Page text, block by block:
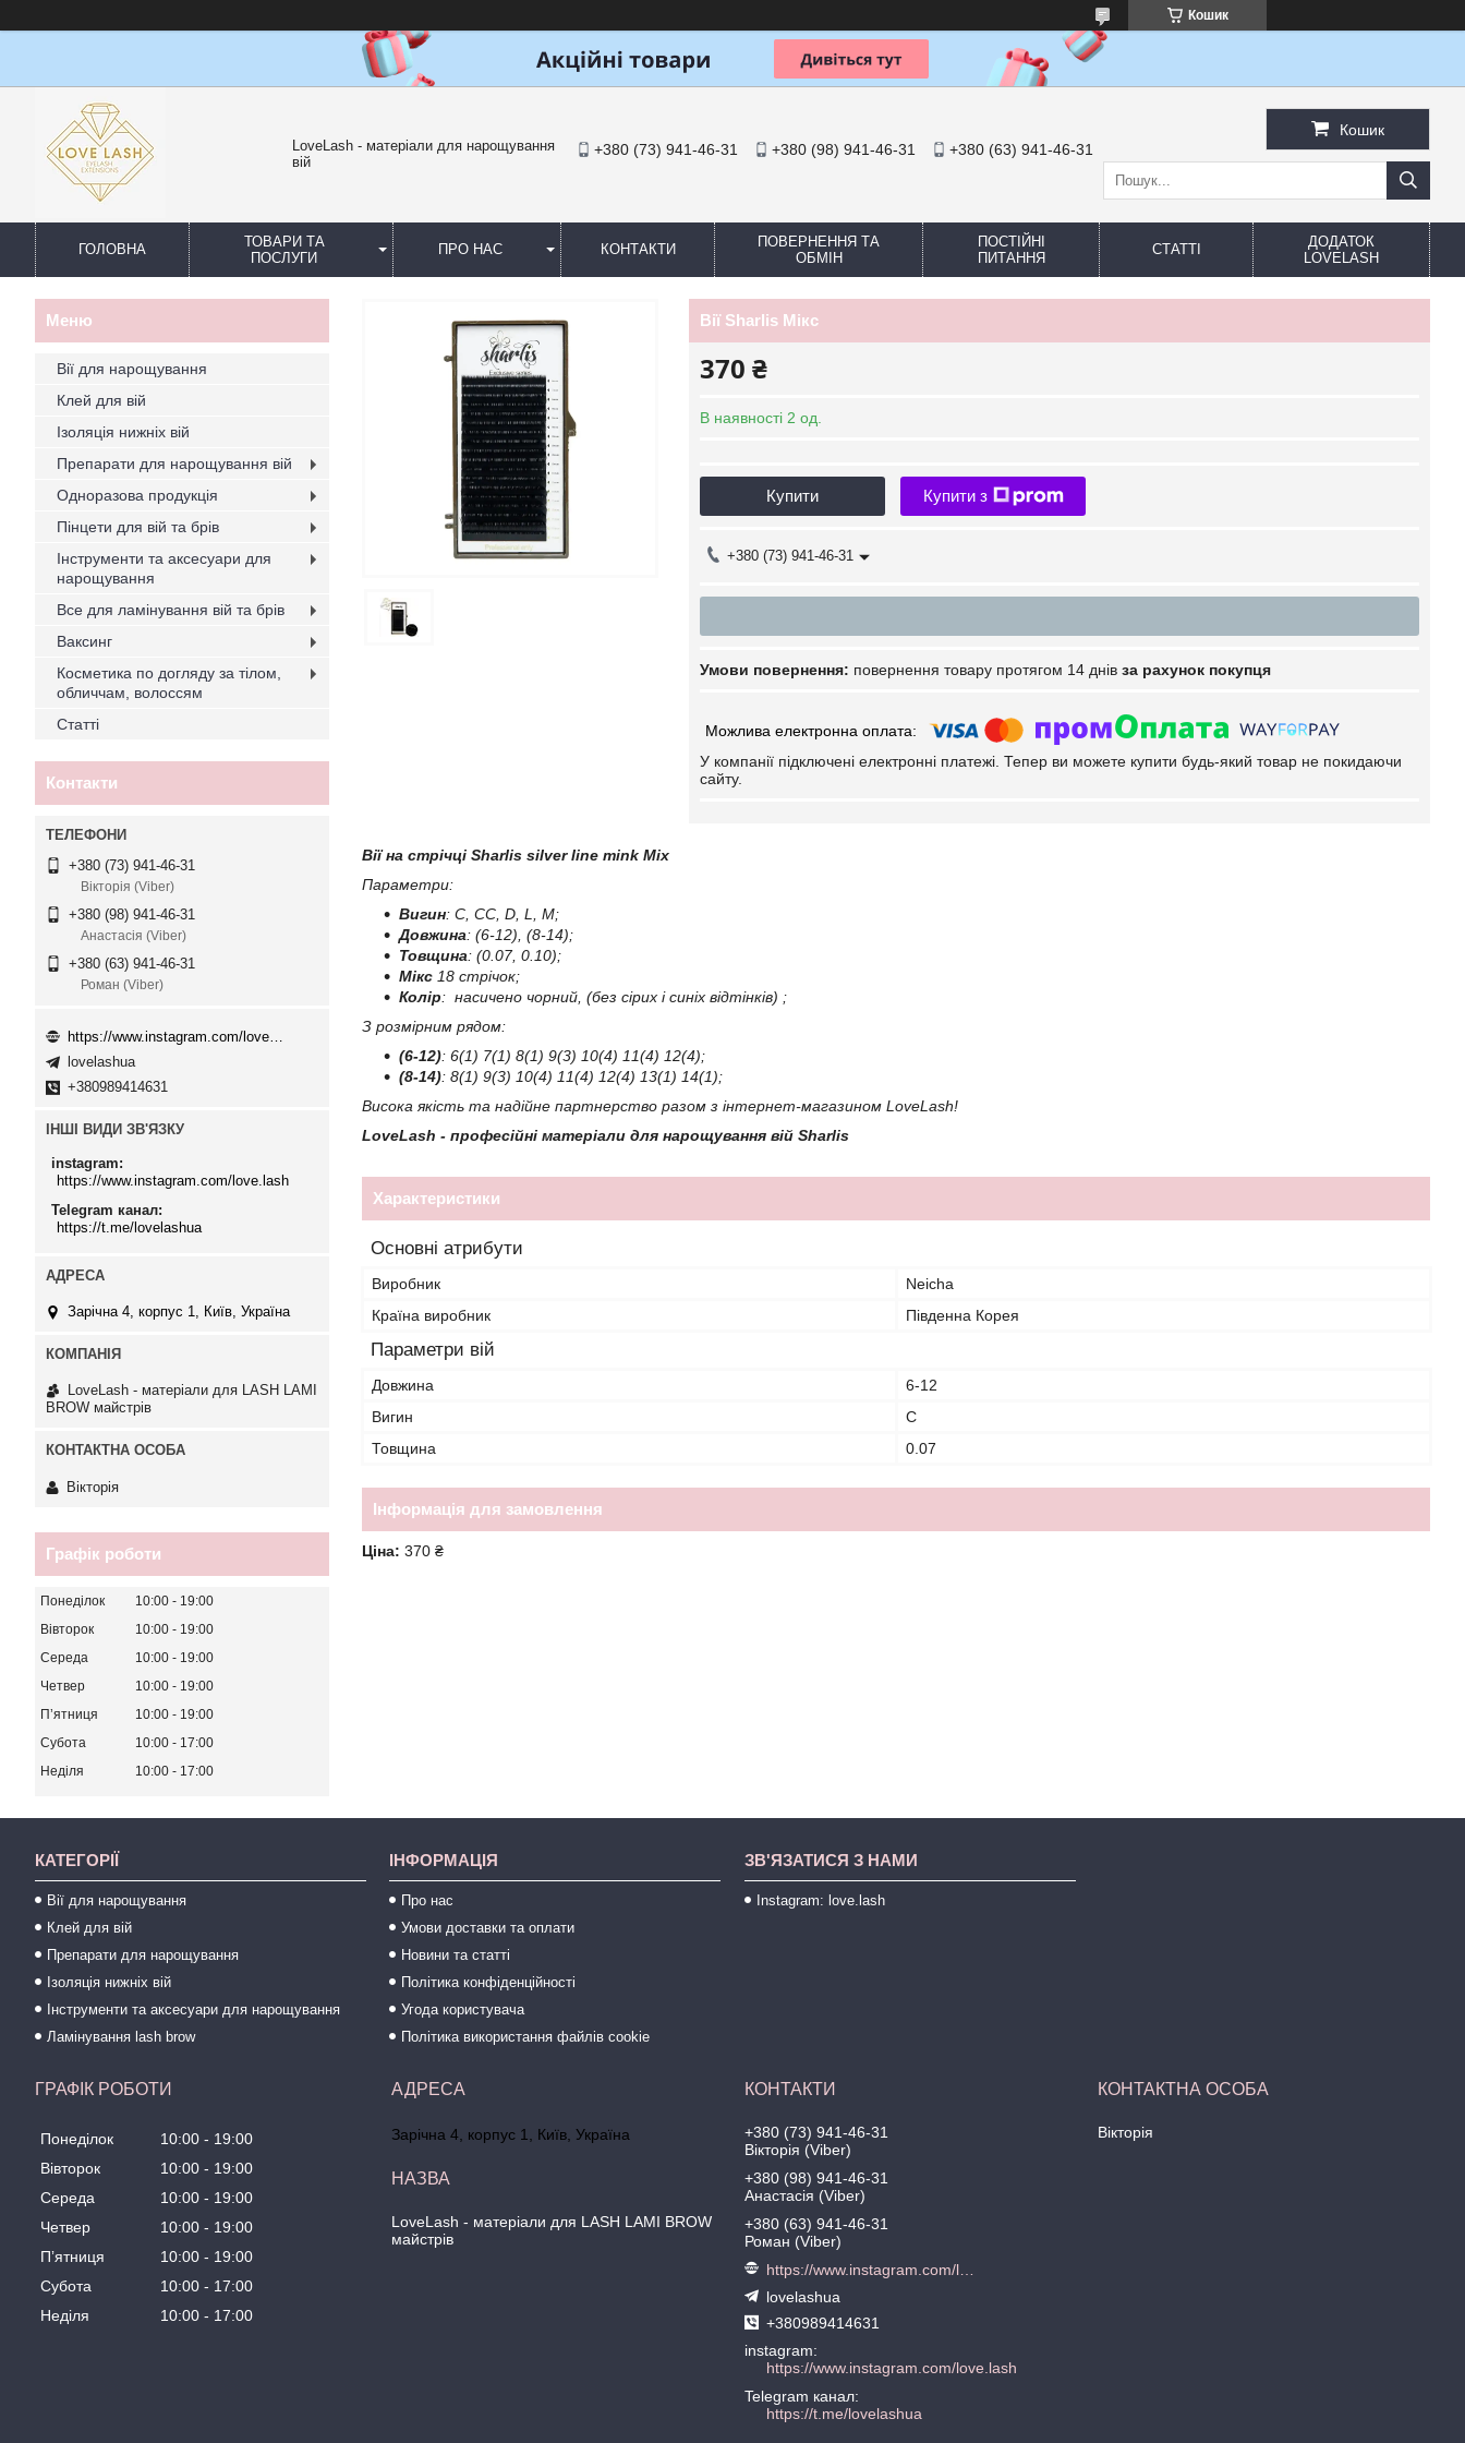
Кошик
LoveLash - матеріали для нарощування
вій
+380 (73) 941-46-31 +380 (98) 941-46-31 +380 (63) 941-46-31
Кошик
ГОЛОВНА
ТОВАРИ ТА
ПОСЛУГИ
ПРО НАС КОНТАКТИ
ПОВЕРНЕННЯ ТА
ОБМІН
ПОСТІЙНІ
ПИТАННЯ
СТАТТІ
ДОДАТОК
LOVELASH
Вії Sharlis Мікс
370 ₴
В наявності 2 од.
Купити Купити з
+380 (73) 941-46-31
повернення товару протягом 14 днів за рахунок покупця
У компанії підключені електронні платежі. Тепер ви можете купити будь-який товар не покидаючи
сайту.
Вії на стрічці Sharlis silver line mink Mix
Параметри:
Вигин: C, CC, D, L, M;
Довжина: (6-12), (8-14);
Товщина: (0.07, 0.10);
Мікс 18 стрічок;
Колір: насичено чорний, (без сірих і синіх відтінків) ;
З розмірним рядом:
(6-12): 6(1) 7(1) 8(1) 9(3) 10(4) 11(4) 12(4);
(8-14): 8(1) 9(3) 10(4) 11(4) 12(4) 13(1) 14(1);
Висока якість та надійне партнерство разом з інтернет-магазином LoveLash!
LoveLash - професійні матеріали для нарощування вій Sharlis
Характеристики
Основні атрибути
Виробник
Neicha
Країна виробник
Південна Корея
Параметри вій
Довжина
6-12
Вигин
C
Товщина
0.07
Інформація для замовлення
Ціна: 370 ₴
Вії для нарощування
Клей для вій
Ізоляція нижніх вій
Препарати для нарощування вій
Одноразова продукція
Пінцети для вій та брів
Інструменти та аксесуари для
нарощування
Все для ламінування вій та брів
Ваксинг
Косметика по догляду за тілом,
обличчам, волоссям
Статті
Контакти
+380 (73) 941-46-31
Вікторія (Viber)
+380 (98) 941-46-31
Анастасія (Viber)
+380 (63) 941-46-31
Роман (Viber)
lovelashua
+380989414631
ІНШІ ВИДИ ЗВ'ЯЗКУ
instagram
https://www.instagram.com/love.lash
Telegram канал
https://t.me/lovelashua
Зарічна 4, корпус 1, Київ, Україна
LoveLash - матеріали для LASH LAMI
BROW майстрів
Вікторія
Графік роботи
Понеділок 10:00
19:00
Вівторок
10:00
19:00
Середа
10:00
19:00
Четвер
10:00
19:00
Пʼятниця
10:00
19:00
Субота
10:00
17:00
Неділя
10:00 17:00
КАТЕГОРІЇ
Вії для нарощування
Клей для вій
Препарати для нарощування
Ізоляція нижніх вій
Інструменти та аксесуари для нарощування
Ламінування lash brow
ІНФОРМАЦІЯ
Про нас
Умови доставки та оплати
Новини та статті
Політика конфіденційності
Угода користувача
Політика використання файлів cookie
ЗВ'ЯЗАТИСЯ З НАМИ
Instagram: love.lash
ГРАФІК РОБОТИ
Понеділок 10:00
19:00
Вівторок
10:00
19:00
Середа
10:00
19:00
Четвер
10:00
19:00
Пʼятниця
10:00
19:00
Субота
10:00
17:00
Неділя
10:00 17:00
Зарічна 4, корпус 1, Київ, Україна
LoveLash - матеріали для LASH LAMI BROW
майстрів
+380 (73) 941-46-31
Вікторія (Viber)
+380 (98) 941-46-31
Анастасія (Viber)
+380 (63) 941-46-31
Роман (Viber)
lovelashua
+380989414631
instagram
https://www.instagram.com/love.lash
Telegram канал
https://t.me/lovelashua
Вікторія